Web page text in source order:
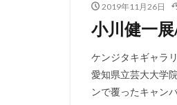
2019年11月26日
小川健一
ケンジタキギャラ
愛知県立芸大大学
ンで覆ったキャン